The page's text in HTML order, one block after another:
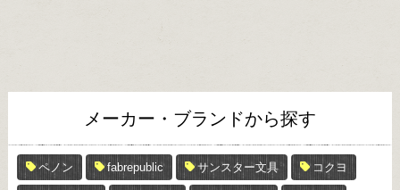
メーカー・ブランドから探す
ペノン fabrepublic サンスター文具 コクヨ